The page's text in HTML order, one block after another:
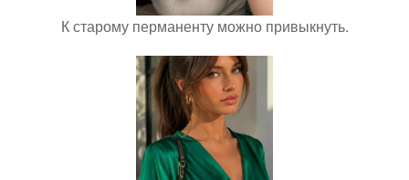
К старому перманенту можно привыкнуть.